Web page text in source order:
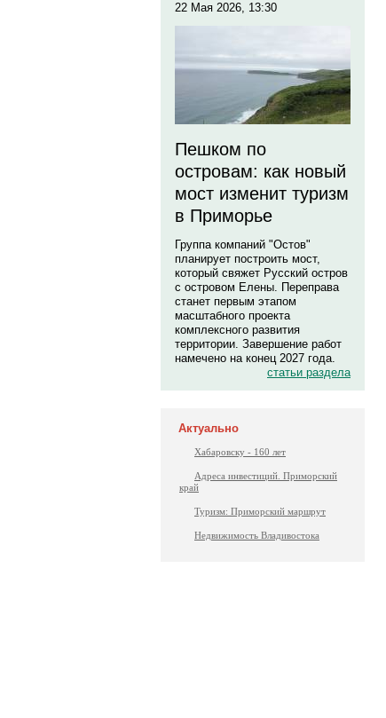
22 Мая 2026, 13:30
Пешком по
островам: как новый
мост изменит туризм
в Приморье
Группа компаний "Остов"
планирует построить мост,
который свяжет Русский остров
с островом Елены. Переправа
станет первым этапом
масштабного проекта
комплексного развития
территории. Завершение работ
намечено на конец 2027 года.
статьи раздела
Актуально
Хабаровску - 160 лет
Адреса инвестиций. Приморский
край
Туризм: Приморский маршрут
Недвижимость Владивостока